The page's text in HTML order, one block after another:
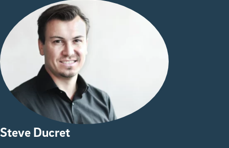
Steve Ducret